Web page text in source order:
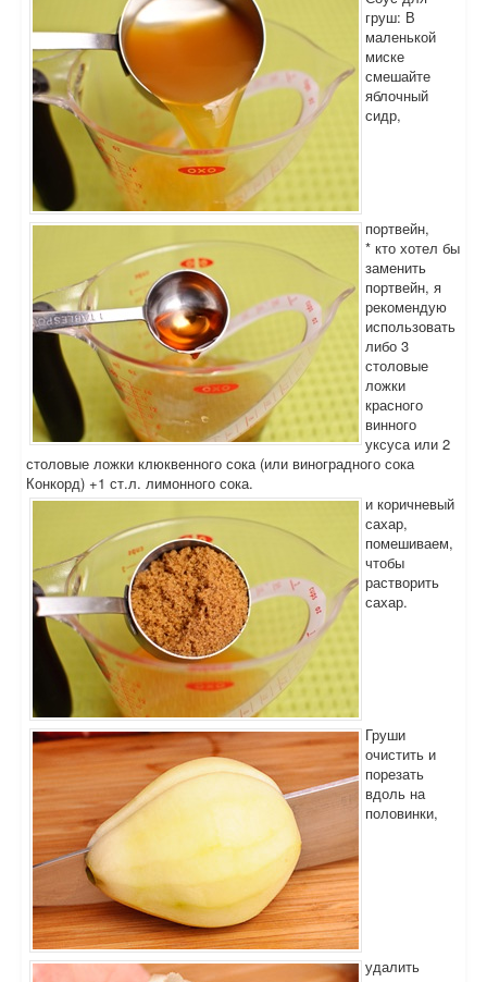
груш: В
маленькой
миске
смешайте
яблочный
сидр,
портвейн,
* кто хотел бы
заменить
портвейн, я
рекомендую
использовать
либо 3
столовые
ложки
красного
винного
уксуса или 2
столовые ложки клюквенного сока (или виноградного сока
Конкорд) +1 ст.л. лимонного сока.
и коричневый
сахар,
помешиваем,
чтобы
растворить
сахар.
Груши
очистить и
порезать
вдоль на
половинки,
удалить